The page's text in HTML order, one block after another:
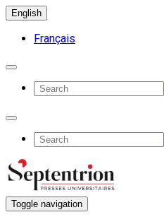
English
Français
Toggle navigation